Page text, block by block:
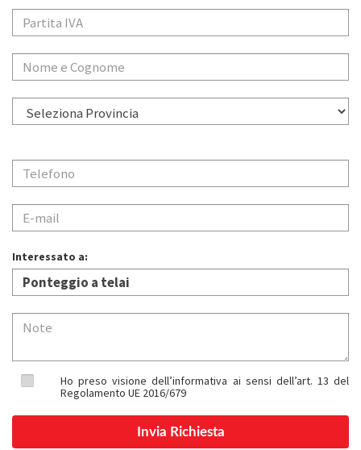
Interessato a:
Ho preso visione dell’informativa ai sensi dell’art. 13 del
Regolamento UE 2016/679